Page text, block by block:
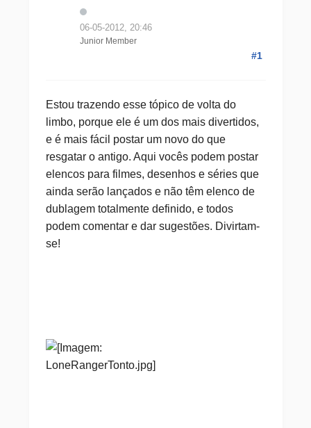
06-05-2012, 20:46
Junior Member
#1
Estou trazendo esse tópico de volta do
limbo, porque ele é um dos mais divertidos,
e é mais fácil postar um novo do que
resgatar o antigo. Aqui vocês podem postar
elencos para filmes, desenhos e séries que
ainda serão lançados e não têm elenco de
dublagem totalmente definido, e todos
podem comentar e dar sugestões. Divirtam-
se!